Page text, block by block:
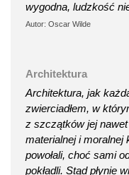
wygodna, ludzkość
Autor: Oscar Wilde
Architektura
Architektura, jak
zwierciadłem, w
z szczątków jej
materialnej i
powołali, choć sami
pokładli. Stąd płynie